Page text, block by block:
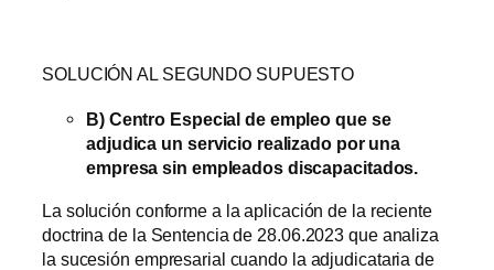
SOLUCIÓN AL SEGUNDO SUPUESTO
B) Centro Especial de empleo que se
adjudica un servicio realizado por una
empresa sin empleados discapacitados.
La solución conforme a la aplicación de la reciente
doctrina de la Sentencia de 28.06.2023 que analiza
la sucesión empresarial cuando la adjudicataria de